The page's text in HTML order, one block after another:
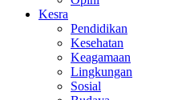
Kesra
Pendidikan
Kesehatan
Keagamaan
Lingkungan
Sosial